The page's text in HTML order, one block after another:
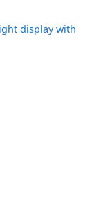
display with